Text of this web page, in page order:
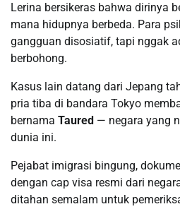
Lerina bersikeras bahwa dirinya
mana hidupnya berbeda. Para
gangguan disosiatif, tapi nggak
berbohong.
Kasus lain datang dari Jepang
pria tiba di bandara Tokyo
bernama Taured — negara yang
dunia ini.
Pejabat imigrasi bingung,
dengan cap visa resmi dari
ditahan semalam untuk